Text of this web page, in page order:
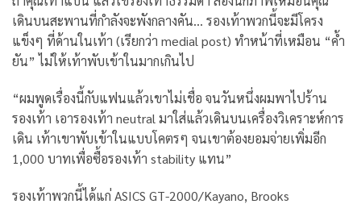
เดินบนสะพานที่กำลังจะพังกลางคัน… รองเท้าพวกนี้จะมีโครง
แข็งๆ ที่ด้านในเท้า (เรียกว่า medial post) ทำหน้าที่เหมือน “ค้ำ
ยัน” ไม่ให้เท้าพับเข้าในมากเกินไป
“ผมพูดเรื่องนี้กับแฟนแล้วเขาไม่เชื่อ จนวันหนึ่งผมพาไปร้าน
รองเท้า เอารองเท้า neutral มาใส่แล้วเดินบนเครื่องวิเคราะห์การ
เดิน เท้าเขาพับเข้าในแบบโคตรๆ จนเขาต้องยอมจ่ายเพิ่มอีก
1,000 บาทเพื่อซื้อรองเท้า stability แทน”
รองเท้าพวกนี้ได้แก่ ASICS GT-2000/Kayano, Brooks